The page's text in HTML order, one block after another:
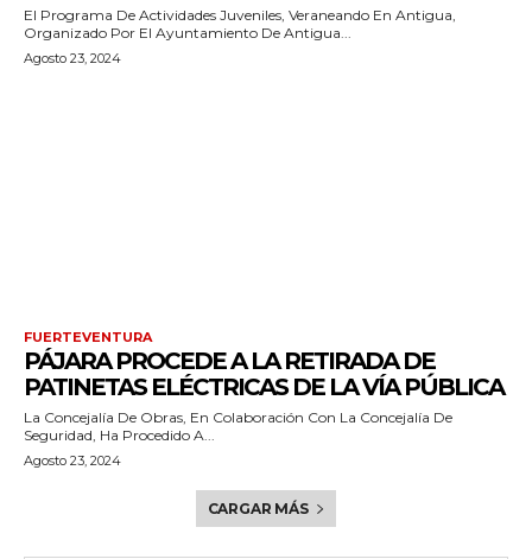
El Programa De Actividades Juveniles, Veraneando En Antigua,
Organizado Por El Ayuntamiento De Antigua...
Agosto 23, 2024
FUERTEVENTURA
PÁJARA PROCEDE A LA RETIRADA DE
PATINETAS ELÉCTRICAS DE LA VÍA PÚBLICA
La Concejalía De Obras, En Colaboración Con La Concejalía De
Seguridad, Ha Procedido A...
Agosto 23, 2024
CARGAR MÁS